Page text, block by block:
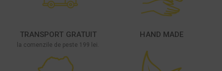
TRANSPORT GRATUIT
la comenzile de peste 199 lei.
HAND MADE